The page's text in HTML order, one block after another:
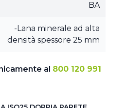
BA
-Lana minerale ad alta
densità spessore 25 mm
al 800 120 991